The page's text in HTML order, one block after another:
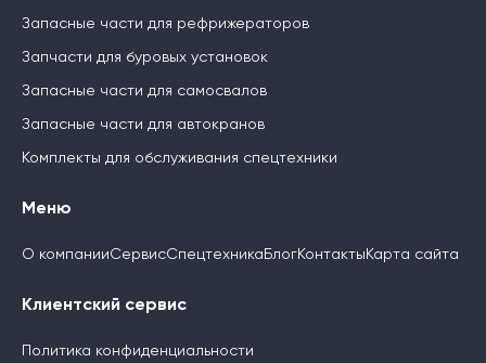
Запасные части для рефрижераторов
Запчасти для буровых установок
Запасные части для самосвалов
Запасные части для автокранов
Комплекты для обслуживания спецтехники
Меню
О компанииСервисСпецтехника БлогКонтакты Карта сайта
Клиентский сервис
Политика конфиденциальности